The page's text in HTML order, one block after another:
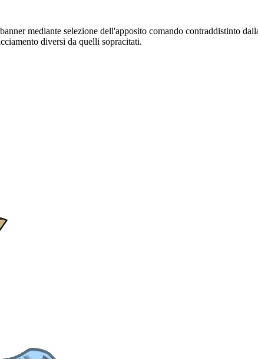
mediante selezione dell'apposito comando contraddistinto
diversi da quelli sopracitati.